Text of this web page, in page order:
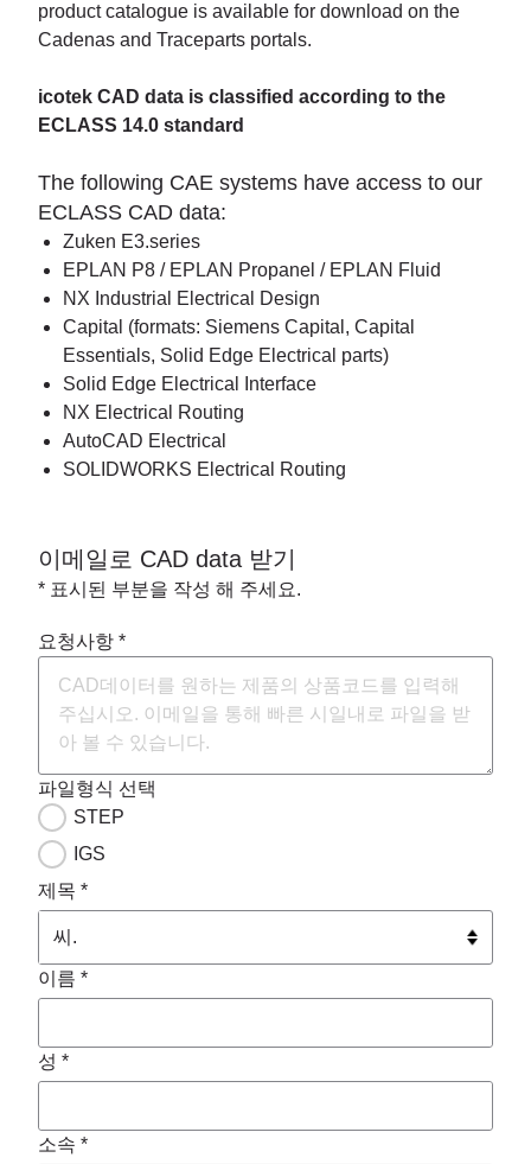
product catalogue is available for download on the
Cadenas and Traceparts portals.
icotek CAD data is classified according to the
ECLASS 14.0 standard
The following CAE systems have access to our
ECLASS CAD data:
Zuken E3.series
EPLAN P8 / EPLAN Propanel / EPLAN Fluid
NX Industrial Electrical Design
Capital (formats: Siemens Capital, Capital
Essentials, Solid Edge Electrical parts)
Solid Edge Electrical Interface
NX Electrical Routing
AutoCAD Electrical
SOLIDWORKS Electrical Routing
이메일로 CAD data 받기
* 표시된 부분을 작성 해 주세요.
요청사항 *
파일형식 선택
STEP
IGS
제목 *
이름 *
성 *
소속 *